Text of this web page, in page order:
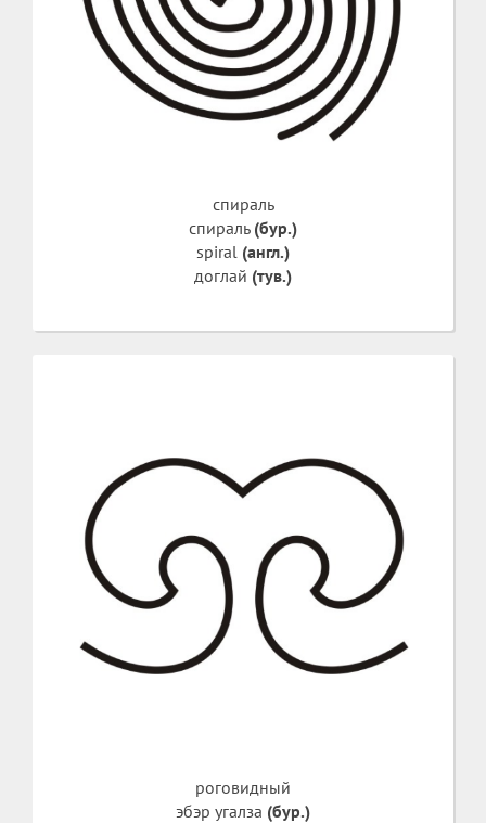
спираль
спираль (бур.)
spiral (англ.)
доглай (тув.)
роговидный
эбэр угалза (бур.)